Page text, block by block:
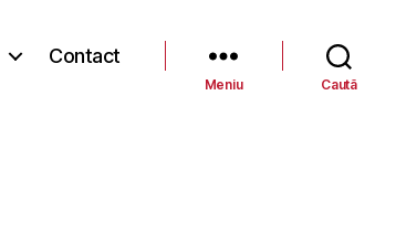
Contact
Meniu Caută